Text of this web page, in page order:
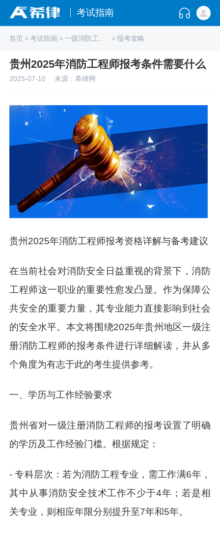
考试指南
首页>考试指南> > 报考攻略
贵州2025年消防工程师报考条件需要什么
2025-07-10 来源：希律网
贵州2025年消防工程师报考资格详解与备考建议
在当前社会对消防安全日益重视的背景下，消防
工程师这一职业的重要性愈发凸显。作为保障公
共安全的重要力量，其专业能力直接影响到社会
的安全水平。本文将围绕2025年贵州地区一级注
册消防工程师的报考条件进行详细解读，并从多
个角度为有志于此的考生提供参考。
一、学历与工作经验要求
贵州省对一级注册消防工程师的报考设置了明确
的学历及工作经验门槛。根据规定：
- 专科层次：若为消防工程专业，需工作满6年，
其中从事消防安全技术工作不少于4年；若是相
关专业，则相应年限分别提升至7年和5年。